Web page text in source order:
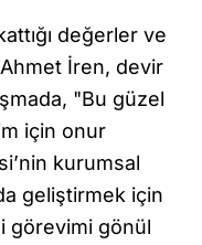
değerler ve
İren, devir
"Bu güzel
için onur
si’nin kurumsal
geliştirmek için
görevimi gönül